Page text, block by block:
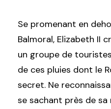
Se promenant en
Balmoral, Elizabeth II
un groupe de
de ces pluies dont le
secret. Ne
se sachant près de sa